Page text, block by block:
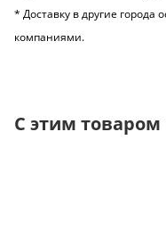
* Доставку в другие
компаниями.
С этим